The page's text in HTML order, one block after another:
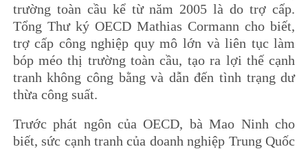
trường toàn cầu kể từ năm 2005 là do trợ cấp.
Tổng Thư ký OECD Mathias Cormann cho biết,
trợ cấp công nghiệp quy mô lớn và liên tục làm
bóp méo thị trường toàn cầu, tạo ra lợi thế cạnh
tranh không công bằng và dẫn đến tình trạng dư
thừa công suất.
Trước phát ngôn của OECD, bà Mao Ninh cho
biết, sức cạnh tranh của doanh nghiệp Trung Quốc